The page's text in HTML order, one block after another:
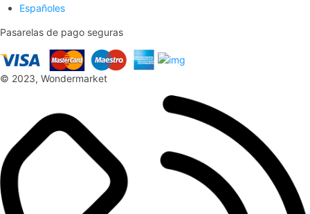
Españoles
Pasarelas de pago seguras
© 2023, Wondermarket